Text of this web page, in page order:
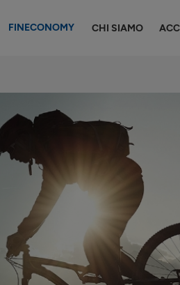
FINECONOMY CHI SIAMO